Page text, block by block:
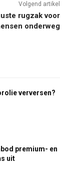
Volgend artikel
rugzak voor
onderweg
verversen?
premium- en
uit